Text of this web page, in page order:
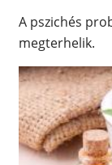
A pszichés
megterhelik.